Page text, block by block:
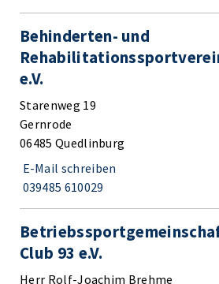
Behinderten- und
e.V.
Starenweg 19
Gernrode
06485 Quedlinburg
E-Mail schreiben
039485 610029
Club 93 e.V.
Herr Rolf-Joachim Brehme